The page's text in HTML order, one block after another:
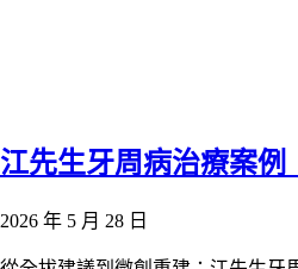
江先生牙周病治療案
2026 年 5 月 28 日